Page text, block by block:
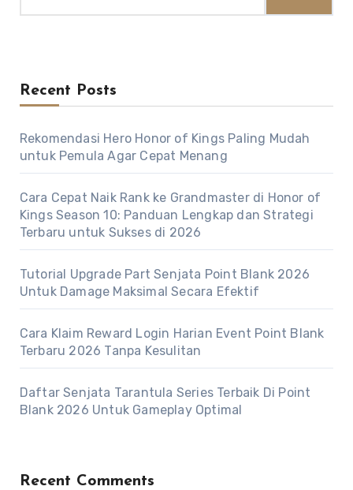
Recent Posts
Rekomendasi Hero Honor of Kings Paling Mudah
untuk Pemula Agar Cepat Menang
Cara Cepat Naik Rank ke Grandmaster di Honor of
Kings Season 10: Panduan Lengkap dan Strategi
Terbaru untuk Sukses di 2026
Tutorial Upgrade Part Senjata Point Blank 2026
Untuk Damage Maksimal Secara Efektif
Cara Klaim Reward Login Harian Event Point Blank
Terbaru 2026 Tanpa Kesulitan
Daftar Senjata Tarantula Series Terbaik Di Point
Blank 2026 Untuk Gameplay Optimal
Recent Comments